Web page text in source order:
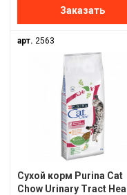
Заказать
арт. 2563
Сухой корм Purina Cat
Chow Urinary Tract